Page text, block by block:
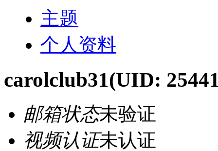
主题
个人资料
carolclub31(UID:
邮箱状态未验证
视频认证未认证